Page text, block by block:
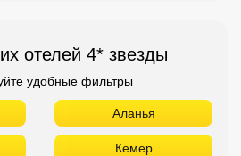
отелей 4* звезды
удобные фильтры
Аланья
Кемер